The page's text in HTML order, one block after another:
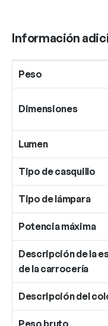
Información
Peso
Dimensiones
Lumen
Tipo de casquillo
Tipo de lámpara
Potencia máxima
Descripción de la
de la carrocería
Descripción del
Peso bruto